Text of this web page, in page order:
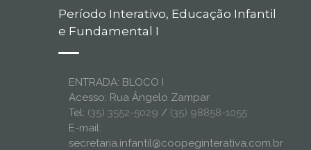
Período Interativo, Educação Infantil
e Fundamental I
ENTRADA: BLOCO I
Acesso: Rua Ângelo Zampar
Tel: (35) 3552-5029 / (35) 98858-1055
E-mail:
secretaria.infantil@coopeginterativa.com.br